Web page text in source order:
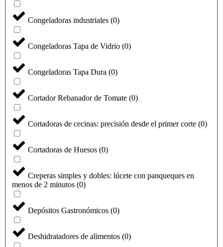
Congeladoras industriales (0)
Congeladoras Tapa de Vidrio (0)
Congeladoras Tapa Dura (0)
Cortador Rebanador de Tomate (0)
Cortadoras de cecinas: precisión desde el primer corte (0)
Cortadoras de Huesos (0)
Creperas simples y dobles: lúcete con panqueques en
menos de 2 minutos (0)
Depósitos Gastronómicos (0)
Deshidratadores de alimentos (0)